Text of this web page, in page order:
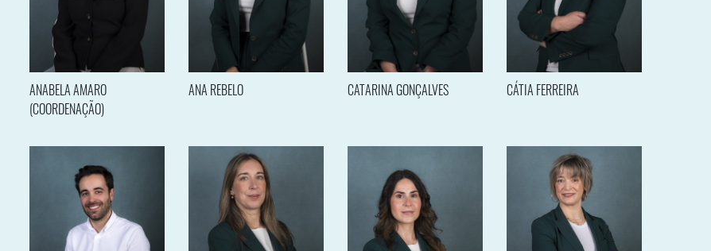
ANABELA AMARO
(COORDENAÇÃO)
ANA REBELO CATARINA GONÇALVES CÁTIA FERREIRA